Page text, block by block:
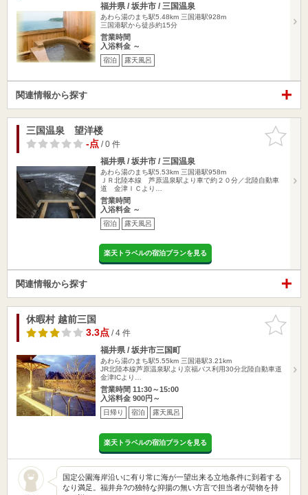
福井県 / 坂井市 / 三国温泉
あわら湯のまち駅5.48km 三国港駅928m
三国港駅から徒歩約15分
営業時間
入浴料金 ～
宿泊 露天風呂
関連情報から探す
お気に入
りに追加
三国温泉 望洋楼
-点/ 0 件
福井県 / 坂井市 / 三国温泉
あわら湯のまち駅5.53km 三国港駅958m
ＪＲ北陸本線 芦原温泉駅より車で約２０分／北陸自動車
道 金津ＩＣより…
営業時間
入浴料金 ～
宿泊 露天風呂
楽天トラベルの宿泊プランを見る
関連情報から探す
お気に入
りに追加
休暇村 越前三国
3.3点/ 4 件
福井県 / 坂井市三国町
あわら湯のまち駅5.55km 三国港駅3.21km
JR北陸本線芦原温泉駅より京福バス利用30分北陸自動車道
金津ICより…
営業時間 11:30～15:00
入浴料金 900円～
日帰り 宿泊 露天風呂
楽天トラベルの宿泊プランを見る
国定公園海岸沿いに有り常に海が一望出来る立地条件に到着する
なり満足。福井弁?の独特な抑揚の無い方言で担当者が荷物を持